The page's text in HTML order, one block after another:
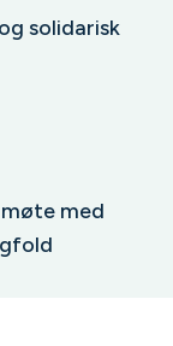
solidarisk
med